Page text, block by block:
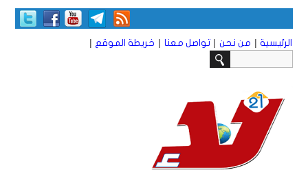
الرئيسية | من نحن | تواصل معنا | خريطة الموقع |